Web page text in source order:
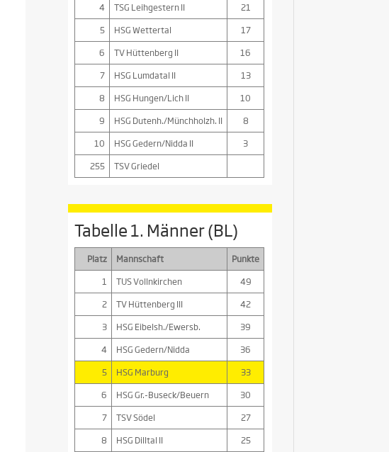
4
TSG Leihgestern II
21
5
HSG Wettertal
17
6
TV Hüttenberg II
16
7
HSG Lumdatal II
13
8
HSG Hungen/Lich II
10
9
HSG Dutenh./Münchholzh. II
8
10
HSG Gedern/Nidda II
3
255
TSV Griedel
Tabelle 1. Männer (BL)
Platz Mannschaft
Punkte
1
TUS Vollnkirchen
49
2
TV Hüttenberg III
42
3
HSG Eibelsh./Ewersb.
39
4
HSG Gedern/Nidda
36
5
HSG Marburg
33
6
HSG Gr.-Buseck/Beuern
30
7
TSV Södel
27
8
HSG Dilltal II
25